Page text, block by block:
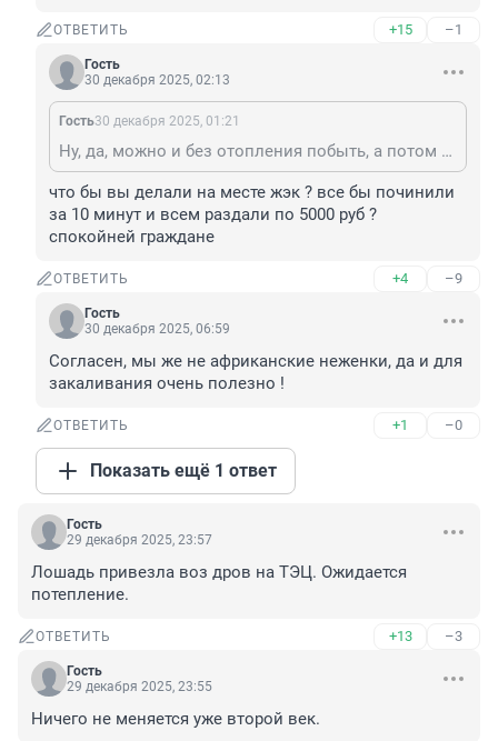
ОТВЕТИТЬ +15 –1
Гость
30 декабря 2025, 02:13
Гость30 декабря 2025, 01:21
Ну, да, можно и без отопления побыть, а потом еще оплатить сказочные суммы за отопление которого не было:))
что бы вы делали на месте жэк ? все бы починили
за 10 минут и всем раздали по 5000 руб ?
спокойней граждане
ОТВЕТИТЬ +4 –9
Гость
30 декабря 2025, 06:59
Согласен, мы же не африканские неженки, да и для
закаливания очень полезно !
ОТВЕТИТЬ +1 –0
Показать ещё 1 ответ
Гость
29 декабря 2025, 23:57
Лошадь привезла воз дров на ТЭЦ. Ожидается
потепление.
ОТВЕТИТЬ +13 –3
Гость
29 декабря 2025, 23:55
Ничего не меняется уже второй век.